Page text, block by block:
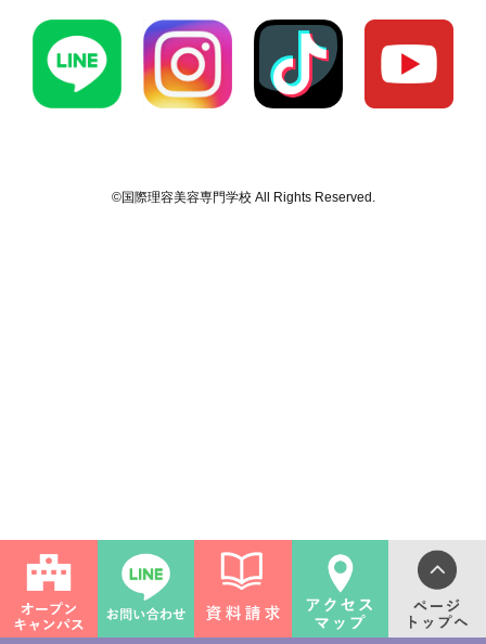
©国際理容美容専門学校 All Rights Reserved.